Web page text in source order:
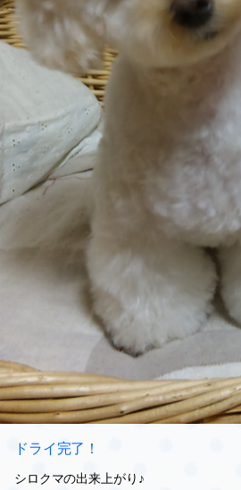
ドライ完了！
シロクマの出来上がり♪